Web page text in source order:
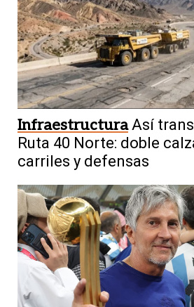
Infraestructura Así
Ruta 40 Norte: doble
carriles y defensas